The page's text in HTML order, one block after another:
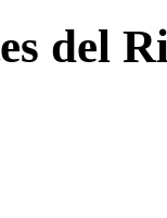
del